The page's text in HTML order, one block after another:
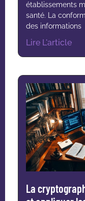
établissements
santé. La
des informations
Lire L'article
La